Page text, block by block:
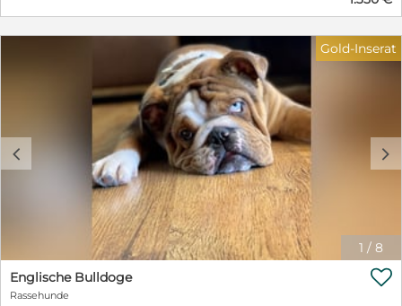
kennenzulernen und viele schöne gemeinsame Jahre zu
verbringen.
1 / 8
c d
Gold-Inserat
Englische Bulldoge
Rassehunde
